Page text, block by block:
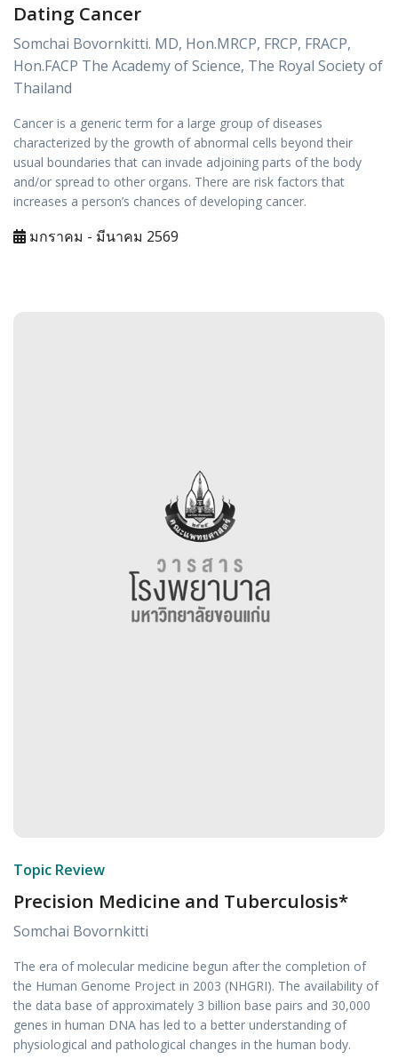
Dating Cancer
Somchai Bovornkitti. MD, Hon.MRCP, FRCP, FRACP,
Hon.FACP The Academy of Science, The Royal Society of
Thailand
Cancer is a generic term for a large group of diseases
characterized by the growth of abnormal cells beyond their
usual boundaries that can invade adjoining parts of the body
and/or spread to other organs. There are risk factors that
increases a person’s chances of developing cancer.
มกราคม - มีนาคม 2569
Topic Review
Precision Medicine and Tuberculosis*
Somchai Bovornkitti
The era of molecular medicine begun after the completion of
the Human Genome Project in 2003 (NHGRI). The availability of
the data base of approximately 3 billion base pairs and 30,000
genes in human DNA has led to a better understanding of
physiological and pathological changes in the human body.